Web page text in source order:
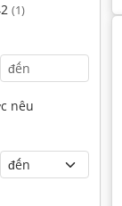
(1)
nêu